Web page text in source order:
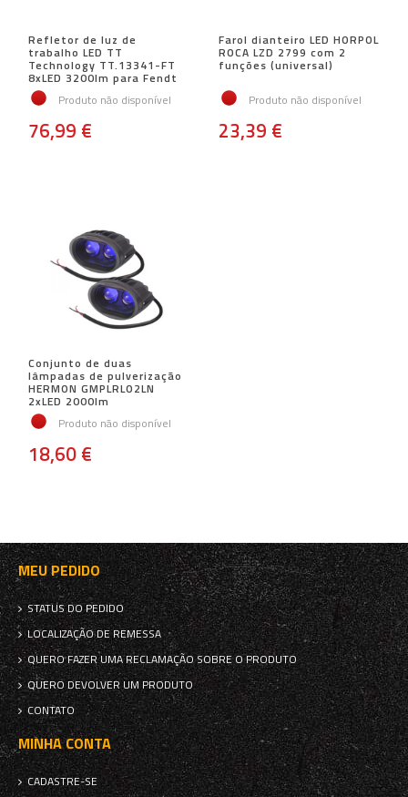
Refletor de luz de
trabalho LED TT
Technology TT.13341-FT
8xLED 3200lm para Fendt
Produto não disponível
76,99 €
Farol dianteiro LED HORPOL
ROCA LZD 2799 com 2
funções (universal)
Produto não disponível
23,39 €
Conjunto de duas
lâmpadas de pulverização
HERMON GMPLRLO2LN
2xLED 2000lm
Produto não disponível
18,60 €
MEU PEDIDO
STATUS DO PEDIDO
LOCALIZAÇÃO DE REMESSA
QUERO FAZER UMA RECLAMAÇÃO SOBRE O PRODUTO
QUERO DEVOLVER UM PRODUTO
CONTATO
MINHA CONTA
CADASTRE-SE